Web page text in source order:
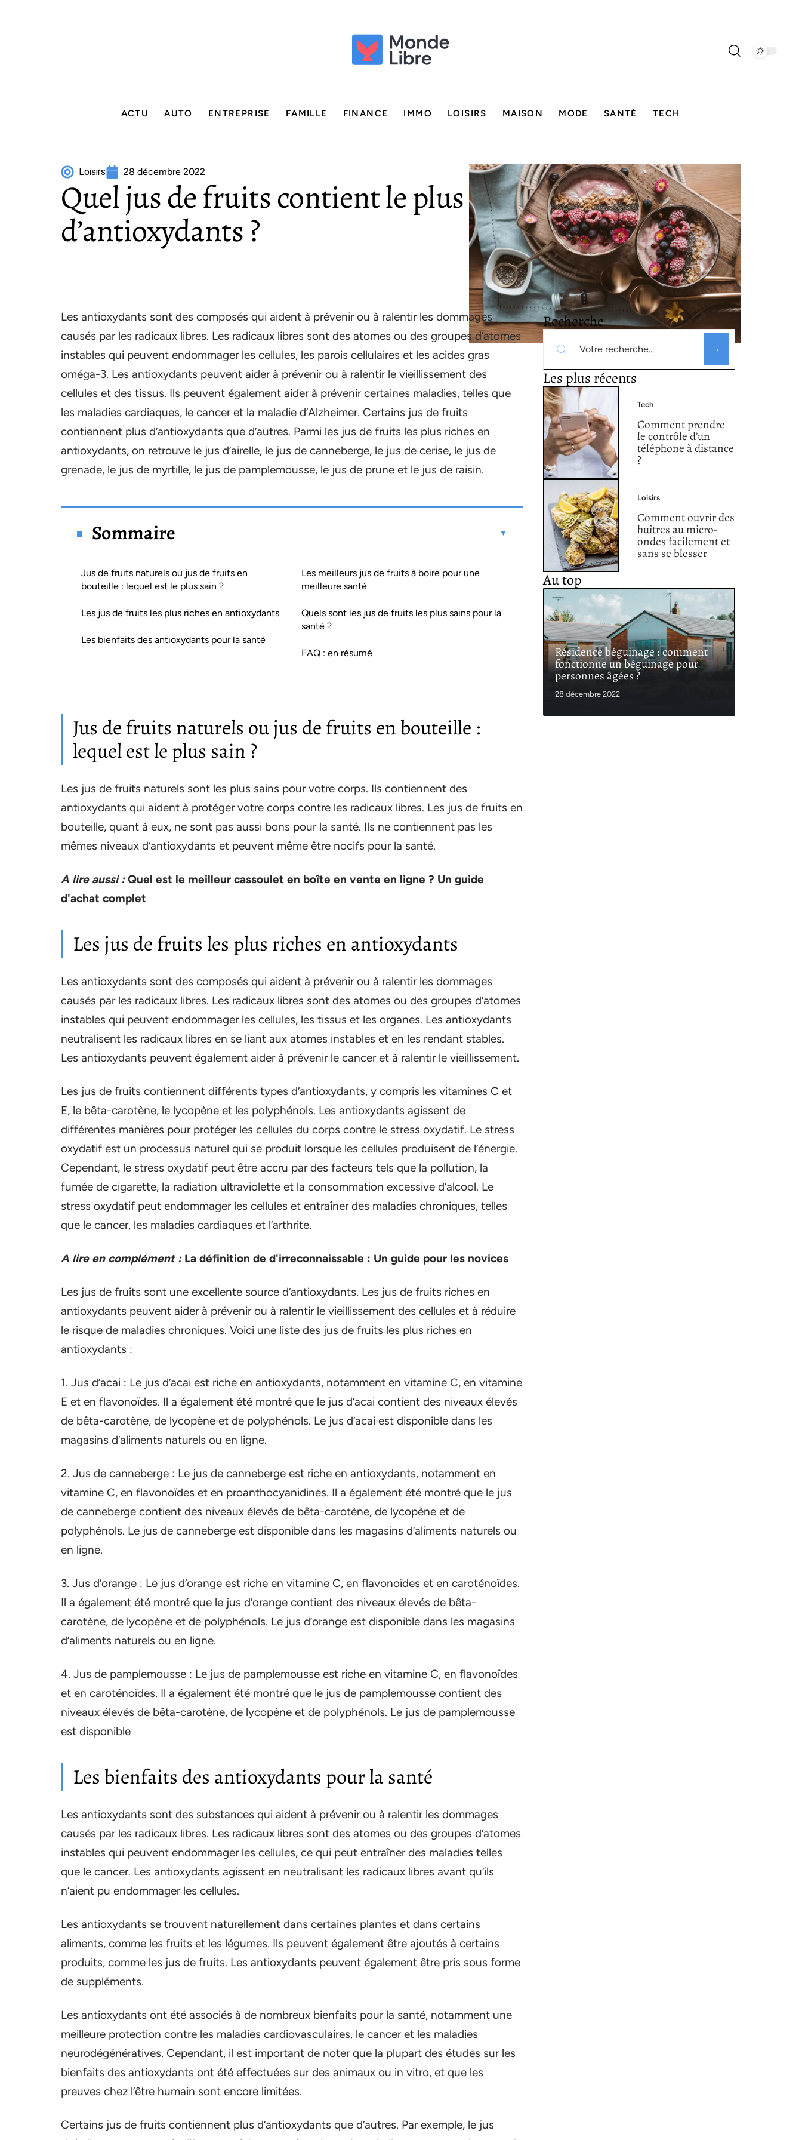
ACTU AUTO ENTREPRISE FAMILLE FINANCE IMMO LOISIRS MAISON MODE SANTÉ TECH
Loisirs 28 décembre 2022
Quel jus de fruits contient le plus
d’antioxydants ?
Les antioxydants sont des composés qui aident à prévenir ou à ralentir les dommages
causés par les radicaux libres. Les radicaux libres sont des atomes ou des groupes d’atomes
instables qui peuvent endommager les cellules, les parois cellulaires et les acides gras
oméga-3. Les antioxydants peuvent aider à prévenir ou à ralentir le vieillissement des
cellules et des tissus. Ils peuvent également aider à prévenir certaines maladies, telles que
les maladies cardiaques, le cancer et la maladie d’Alzheimer. Certains jus de fruits
contiennent plus d’antioxydants que d’autres. Parmi les jus de fruits les plus riches en
antioxydants, on retrouve le jus d’airelle, le jus de canneberge, le jus de cerise, le jus de
grenade, le jus de myrtille, le jus de pamplemousse, le jus de prune et le jus de raisin.
Sommaire
Jus de fruits naturels ou jus de fruits en
bouteille : lequel est le plus sain ?
Les jus de fruits les plus riches en antioxydants
Les bienfaits des antioxydants pour la santé
Les meilleurs jus de fruits à boire pour une
meilleure santé
Quels sont les jus de fruits les plus sains pour la
santé ?
FAQ : en résumé
Jus de fruits naturels ou jus de fruits en bouteille :
lequel est le plus sain ?
Les jus de fruits naturels sont les plus sains pour votre corps. Ils contiennent des
antioxydants qui aident à protéger votre corps contre les radicaux libres. Les jus de fruits en
bouteille, quant à eux, ne sont pas aussi bons pour la santé. Ils ne contiennent pas les
mêmes niveaux d’antioxydants et peuvent même être nocifs pour la santé.
A lire aussi : Quel est le meilleur cassoulet en boîte en vente en ligne ? Un guide
d'achat complet
Les jus de fruits les plus riches en antioxydants
Les antioxydants sont des composés qui aident à prévenir ou à ralentir les dommages
causés par les radicaux libres. Les radicaux libres sont des atomes ou des groupes d’atomes
instables qui peuvent endommager les cellules, les tissus et les organes. Les antioxydants
neutralisent les radicaux libres en se liant aux atomes instables et en les rendant stables.
Les antioxydants peuvent également aider à prévenir le cancer et à ralentir le vieillissement.
Les jus de fruits contiennent différents types d’antioxydants, y compris les vitamines C et
E, le bêta-carotène, le lycopène et les polyphénols. Les antioxydants agissent de
différentes manières pour protéger les cellules du corps contre le stress oxydatif. Le stress
oxydatif est un processus naturel qui se produit lorsque les cellules produisent de l’énergie.
Cependant, le stress oxydatif peut être accru par des facteurs tels que la pollution, la
fumée de cigarette, la radiation ultraviolette et la consommation excessive d’alcool. Le
stress oxydatif peut endommager les cellules et entraîner des maladies chroniques, telles
que le cancer, les maladies cardiaques et l’arthrite.
A lire en complément : La définition de d'irreconnaissable : Un guide pour les novices
Les jus de fruits sont une excellente source d’antioxydants. Les jus de fruits riches en
antioxydants peuvent aider à prévenir ou à ralentir le vieillissement des cellules et à réduire
le risque de maladies chroniques. Voici une liste des jus de fruits les plus riches en
antioxydants :
1. Jus d’acai : Le jus d’acai est riche en antioxydants, notamment en vitamine C, en vitamine
E et en flavonoïdes. Il a également été montré que le jus d’acai contient des niveaux élevés
de bêta-carotène, de lycopène et de polyphénols. Le jus d’acai est disponible dans les
magasins d’aliments naturels ou en ligne.
2. Jus de canneberge : Le jus de canneberge est riche en antioxydants, notamment en
vitamine C, en flavonoïdes et en proanthocyanidines. Il a également été montré que le jus
de canneberge contient des niveaux élevés de bêta-carotène, de lycopène et de
polyphénols. Le jus de canneberge est disponible dans les magasins d’aliments naturels ou
en ligne.
3. Jus d’orange : Le jus d’orange est riche en vitamine C, en flavonoïdes et en caroténoïdes.
Il a également été montré que le jus d’orange contient des niveaux élevés de bêta-
carotène, de lycopène et de polyphénols. Le jus d’orange est disponible dans les magasins
d’aliments naturels ou en ligne.
4. Jus de pamplemousse : Le jus de pamplemousse est riche en vitamine C, en flavonoïdes
et en caroténoïdes. Il a également été montré que le jus de pamplemousse contient des
niveaux élevés de bêta-carotène, de lycopène et de polyphénols. Le jus de pamplemousse
est disponible
Les bienfaits des antioxydants pour la santé
Les antioxydants sont des substances qui aident à prévenir ou à ralentir les dommages
causés par les radicaux libres. Les radicaux libres sont des atomes ou des groupes d’atomes
instables qui peuvent endommager les cellules, ce qui peut entraîner des maladies telles
que le cancer. Les antioxydants agissent en neutralisant les radicaux libres avant qu’ils
n’aient pu endommager les cellules.
Les antioxydants se trouvent naturellement dans certaines plantes et dans certains
aliments, comme les fruits et les légumes. Ils peuvent également être ajoutés à certains
produits, comme les jus de fruits. Les antioxydants peuvent également être pris sous forme
de suppléments.
Les antioxydants ont été associés à de nombreux bienfaits pour la santé, notamment une
meilleure protection contre les maladies cardiovasculaires, le cancer et les maladies
neurodégénératives. Cependant, il est important de noter que la plupart des études sur les
bienfaits des antioxydants ont été effectuées sur des animaux ou in vitro, et que les
preuves chez l’être humain sont encore limitées.
Certains jus de fruits contiennent plus d’antioxydants que d’autres. Par exemple, le jus
Recherche
Les plus récents
Tech
Comment prendre
le contrôle d’un
téléphone à distance
?
Loisirs
Comment ouvrir des
huîtres au micro-
ondes facilement et
sans se blesser
Au top
Résidence béguinage : comment
fonctionne un béguinage pour
personnes âgées ?
28 décembre 2022